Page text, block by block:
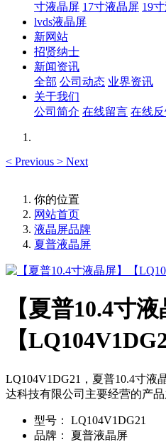
寸液晶屏 17寸液晶屏 19
lvds液晶屏
新网站
招贤纳士
新闻资讯
全部 公司动态 业界资讯
关于我们
公司简介 在线留言 在线
< Previous > Next
你的位置
网站首页
液晶屏品牌
夏普液晶屏
【夏普10.4寸液
【
LQ104V1DG21，夏普10.4寸液
达科技有限公司主要经营的产品
型号：
LQ104V1DG21
品牌：
夏普液晶屏